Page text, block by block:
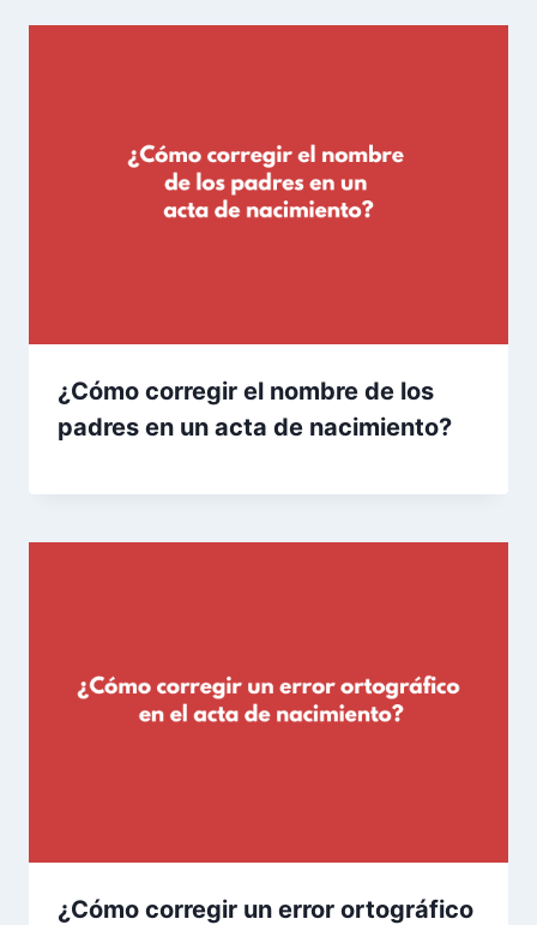
¿Cómo corregir el nombre de los
padres en un acta de nacimiento?
¿Cómo corregir un error ortográfico